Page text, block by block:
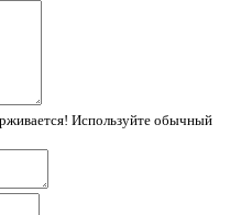
Используйте обычный